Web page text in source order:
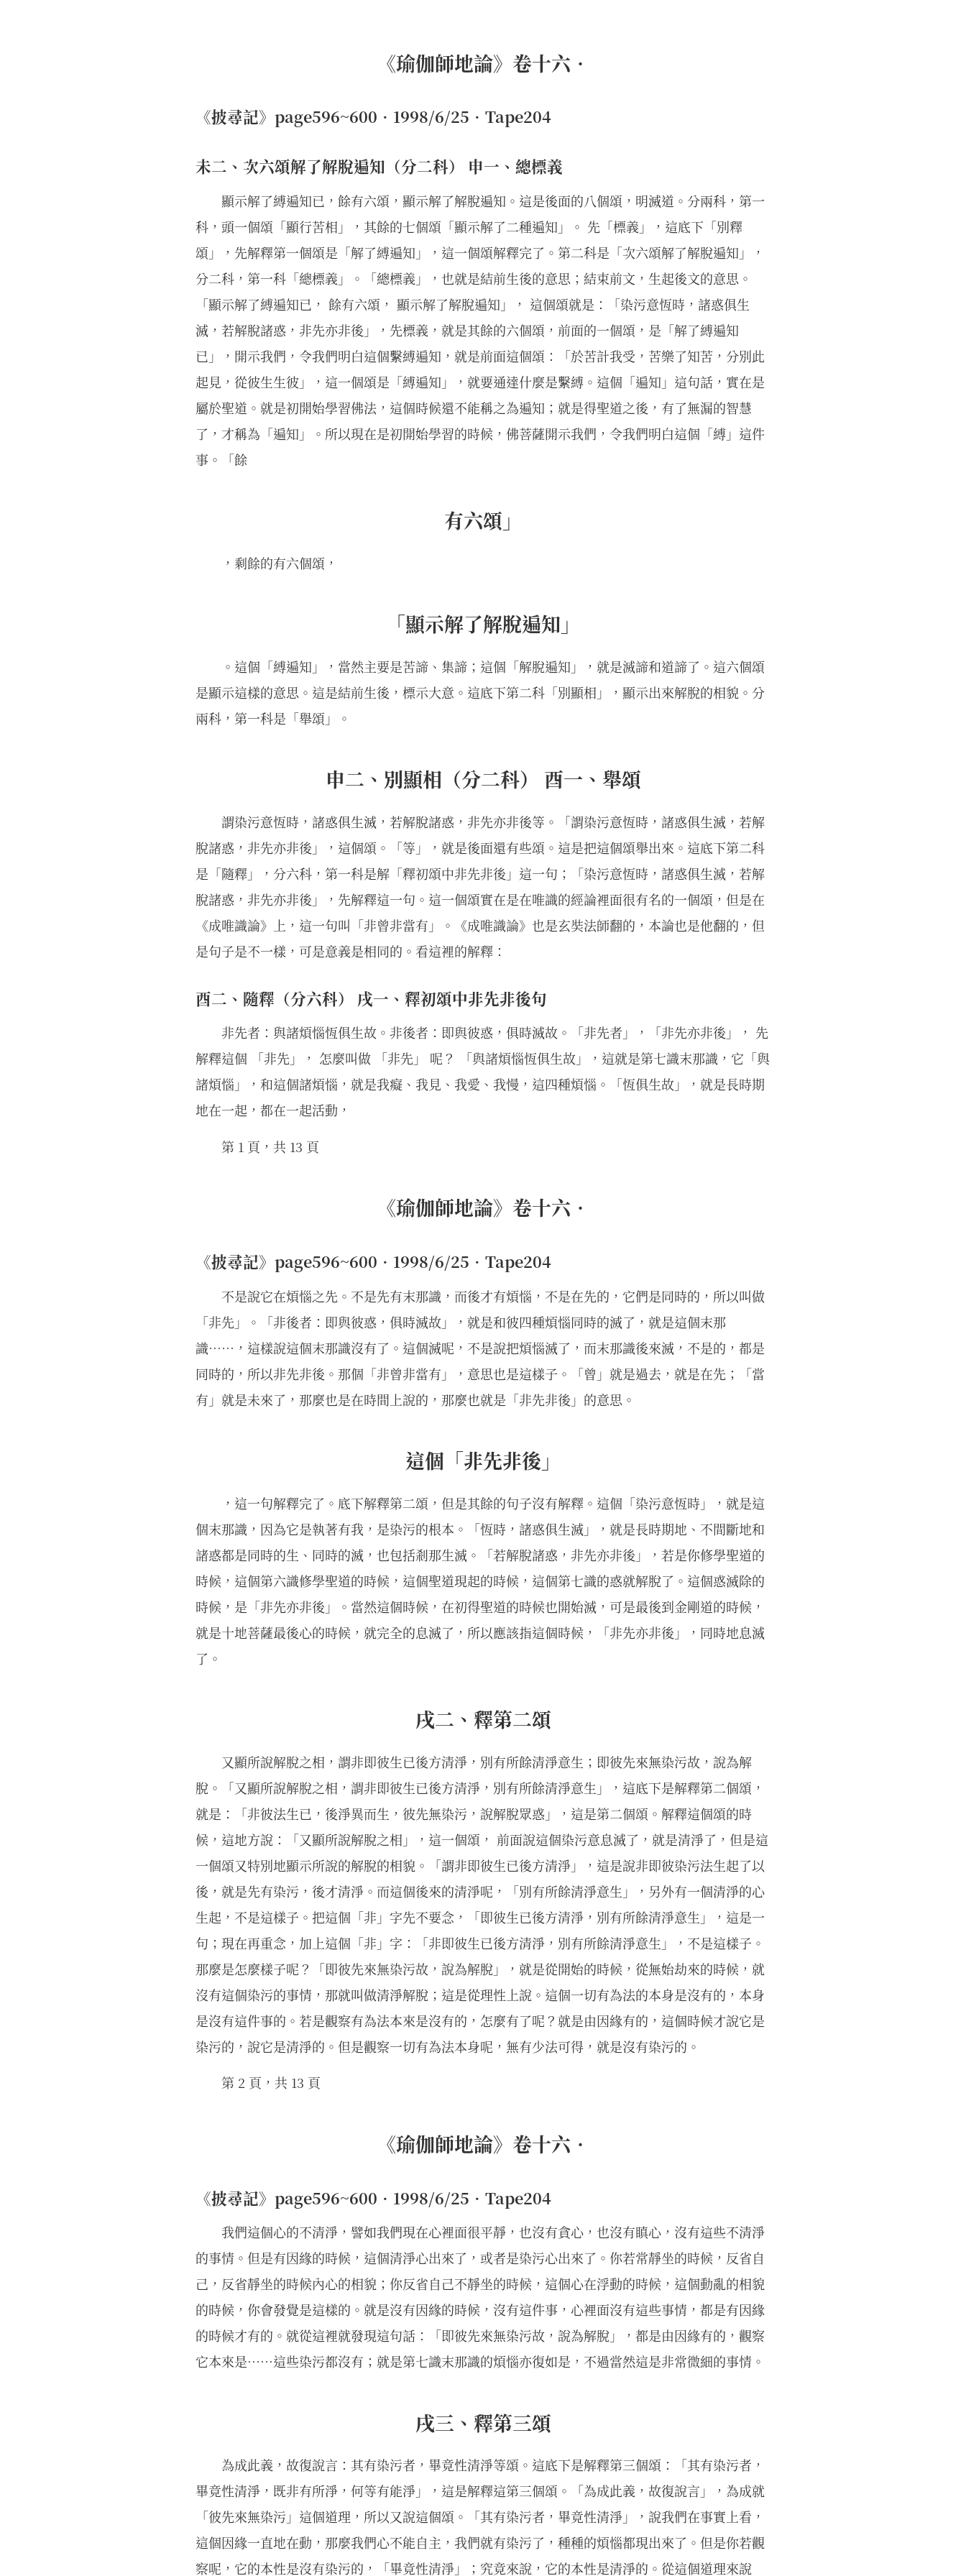
《瑜伽師地論》卷十六•
《披尋記》page596~600•1998/6/25•Tape204
未二、次六頌解了解脫遍知（分二科） 申一、總標義
顯示解了縛遍知已，餘有六頌，顯示解了解脫遍知。這是後面的八個頌，明滅道。分兩科，第一
科，頭一個頌「顯行苦相」，其餘的七個頌「顯示解了二種遍知」。 先「標義」，這底下「別釋
頌」，先解釋第一個頌是「解了縛遍知」，這一個頌解釋完了。第二科是「次六頌解了解脫遍知」，
分二科，第一科「總標義」。「總標義」，也就是結前生後的意思；結束前文，生起後文的意思。
「顯示解了縛遍知已， 餘有六頌， 顯示解了解脫遍知」， 這個頌就是：「染污意恆時，諸惑俱生
滅，若解脫諸惑，非先亦非後」，先標義，就是其餘的六個頌，前面的一個頌，是「解了縛遍知
已」，開示我們，令我們明白這個繫縛遍知，就是前面這個頌：「於苦計我受，苦樂了知苦，分別此
起見，從彼生生彼」，這一個頌是「縛遍知」，就要通達什麼是繫縛。這個「遍知」這句話，實在是
屬於聖道。就是初開始學習佛法，這個時候還不能稱之為遍知；就是得聖道之後，有了無漏的智慧
了，才稱為「遍知」。所以現在是初開始學習的時候，佛菩薩開示我們，令我們明白這個「縛」這件
事。「餘
有六頌」
，剩餘的有六個頌，
「顯示解了解脫遍知」
。這個「縛遍知」，當然主要是苦諦、集諦；這個「解脫遍知」，就是滅諦和道諦了。這六個頌
是顯示這樣的意思。這是結前生後，標示大意。這底下第二科「別顯相」，顯示出來解脫的相貌。分
兩科，第一科是「舉頌」。
申二、別顯相（分二科） 酉一、舉頌
謂染污意恆時，諸惑俱生滅，若解脫諸惑，非先亦非後等。「謂染污意恆時，諸惑俱生滅，若解
脫諸惑，非先亦非後」，這個頌。「等」，就是後面還有些頌。這是把這個頌舉出來。這底下第二科
是「隨釋」，分六科，第一科是解「釋初頌中非先非後」這一句；「染污意恆時，諸惑俱生滅，若解
脫諸惑，非先亦非後」，先解釋這一句。這一個頌實在是在唯識的經論裡面很有名的一個頌，但是在
《成唯識論》上，這一句叫「非曾非當有」。《成唯識論》也是玄奘法師翻的，本論也是他翻的，但
是句子是不一樣，可是意義是相同的。看這裡的解釋：
酉二、隨釋（分六科） 戌一、釋初頌中非先非後句
非先者：與諸煩惱恆俱生故。非後者：即與彼惑，俱時滅故。「非先者」，「非先亦非後」， 先
解釋這個 「非先」， 怎麼叫做 「非先」 呢？ 「與諸煩惱恆俱生故」，這就是第七識末那識，它「與
諸煩惱」，和這個諸煩惱，就是我癡、我見、我愛、我慢，這四種煩惱。「恆俱生故」，就是長時期
地在一起，都在一起活動，
第 1 頁，共 13 頁
《瑜伽師地論》卷十六•
《披尋記》page596~600•1998/6/25•Tape204
不是說它在煩惱之先。不是先有末那識，而後才有煩惱，不是在先的，它們是同時的，所以叫做
「非先」。「非後者：即與彼惑，俱時滅故」，就是和彼四種煩惱同時的滅了，就是這個末那
識……，這樣說這個末那識沒有了。這個滅呢，不是說把煩惱滅了，而末那識後來滅，不是的，都是
同時的，所以非先非後。那個「非曾非當有」，意思也是這樣子。「曾」就是過去，就是在先；「當
有」就是未來了，那麼也是在時間上說的，那麼也就是「非先非後」的意思。
這個「非先非後」
，這一句解釋完了。底下解釋第二頌，但是其餘的句子沒有解釋。這個「染污意恆時」，就是這
個末那識，因為它是執著有我，是染污的根本。「恆時，諸惑俱生滅」，就是長時期地、不間斷地和
諸惑都是同時的生、同時的滅，也包括剎那生滅。「若解脫諸惑，非先亦非後」，若是你修學聖道的
時候，這個第六識修學聖道的時候，這個聖道現起的時候，這個第七識的惑就解脫了。這個惑滅除的
時候，是「非先亦非後」。當然這個時候，在初得聖道的時候也開始滅，可是最後到金剛道的時候，
就是十地菩薩最後心的時候，就完全的息滅了，所以應該指這個時候，「非先亦非後」，同時地息滅
了。
戌二、釋第二頌
又顯所說解脫之相，謂非即彼生已後方清淨，別有所餘清淨意生；即彼先來無染污故，說為解
脫。「又顯所說解脫之相，謂非即彼生已後方清淨，別有所餘清淨意生」，這底下是解釋第二個頌，
就是：「非彼法生已，後淨異而生，彼先無染污，說解脫眾惑」，這是第二個頌。解釋這個頌的時
候，這地方說：「又顯所說解脫之相」，這一個頌， 前面說這個染污意息滅了，就是清淨了，但是這
一個頌又特別地顯示所說的解脫的相貌。「謂非即彼生已後方清淨」，這是說非即彼染污法生起了以
後，就是先有染污，後才清淨。而這個後來的清淨呢，「別有所餘清淨意生」，另外有一個清淨的心
生起，不是這樣子。把這個「非」字先不要念，「即彼生已後方清淨，別有所餘清淨意生」，這是一
句；現在再重念，加上這個「非」字：「非即彼生已後方清淨，別有所餘清淨意生」，不是這樣子。
那麼是怎麼樣子呢？「即彼先來無染污故，說為解脫」，就是從開始的時候，從無始劫來的時候，就
沒有這個染污的事情，那就叫做清淨解脫；這是從理性上說。這個一切有為法的本身是沒有的，本身
是沒有這件事的。若是觀察有為法本來是沒有的，怎麼有了呢？就是由因緣有的，這個時候才說它是
染污的，說它是清淨的。但是觀察一切有為法本身呢，無有少法可得，就是沒有染污的。
第 2 頁，共 13 頁
《瑜伽師地論》卷十六•
《披尋記》page596~600•1998/6/25•Tape204
我們這個心的不清淨，譬如我們現在心裡面很平靜，也沒有貪心，也沒有瞋心，沒有這些不清淨
的事情。但是有因緣的時候，這個清淨心出來了，或者是染污心出來了。你若常靜坐的時候，反省自
己，反省靜坐的時候內心的相貌；你反省自己不靜坐的時候，這個心在浮動的時候，這個動亂的相貌
的時候，你會發覺是這樣的。就是沒有因緣的時候，沒有這件事，心裡面沒有這些事情，都是有因緣
的時候才有的。就從這裡就發現這句話：「即彼先來無染污故，說為解脫」，都是由因緣有的，觀察
它本來是……這些染污都沒有；就是第七識末那識的煩惱亦復如是，不過當然這是非常微細的事情。
戌三、釋第三頌
為成此義，故復說言：其有染污者，畢竟性清淨等頌。這底下是解釋第三個頌：「其有染污者，
畢竟性清淨，既非有所淨，何等有能淨」，這是解釋這第三個頌。「為成此義，故復說言」，為成就
「彼先來無染污」這個道理，所以又說這個頌。「其有染污者，畢竟性清淨」，說我們在事實上看，
這個因緣一直地在動，那麼我們心不能自主，我們就有染污了，種種的煩惱都現出來了。但是你若觀
察呢，它的本性是沒有染污的，「畢竟性清淨」；究竟來說，它的本性是清淨的。從這個道理來說